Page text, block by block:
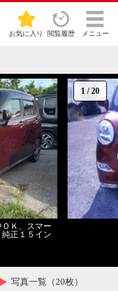
お気に入り 閲覧履歴 メニュー
1 /20
Ｋ、スマー
正１５イン
写真一覧（20枚）